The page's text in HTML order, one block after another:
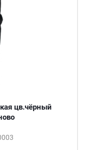
цв.чёрный